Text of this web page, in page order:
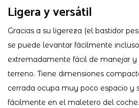
Ligera y versátil
Gracias a su ligereza (el bastidor
se puede levantar fácilmente
extremadamente fácil de manejar
terreno. Tiene dimensiones
cerrada ocupa muy poco espacio y
fácilmente en el maletero del coche.